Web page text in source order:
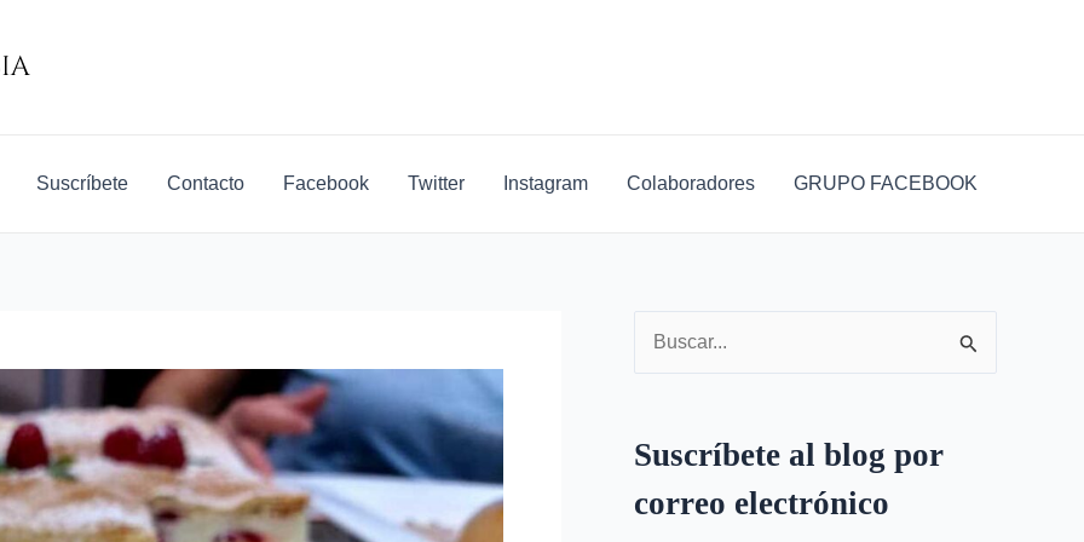
Suscríbete Contacto Facebook Twitter Instagram Colaboradores GRUPO FACEBOOK
c
a
Suscríbete al blog por
correo electrónico
c
c
r